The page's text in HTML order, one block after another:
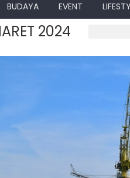
BUDAYA EVENT
2024